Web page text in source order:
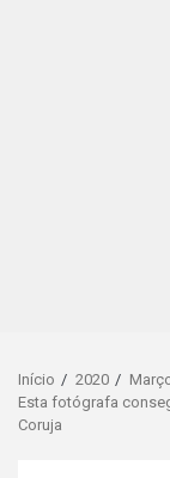
Início 2020
Esta fotógrafa
Coruja